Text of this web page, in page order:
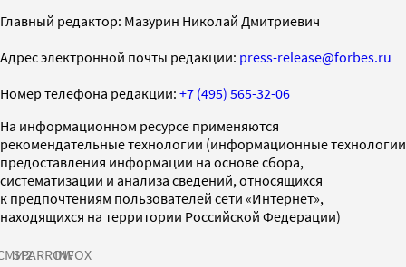
Главный редактор: Мазурин Николай Дмитриевич
Адрес электронной почты редакции: press-release@forbes.ru
Номер телефона редакции: +7 (495) 565-32-06
На информационном ресурсе применяются
рекомендательные технологии (информационные технологии
предоставления информации на основе сбора,
систематизации и анализа сведений, относящихся
к предпочтениям пользователей сети «Интернет»,
находящихся на территории Российской Федерации)
SPARROWINFOX